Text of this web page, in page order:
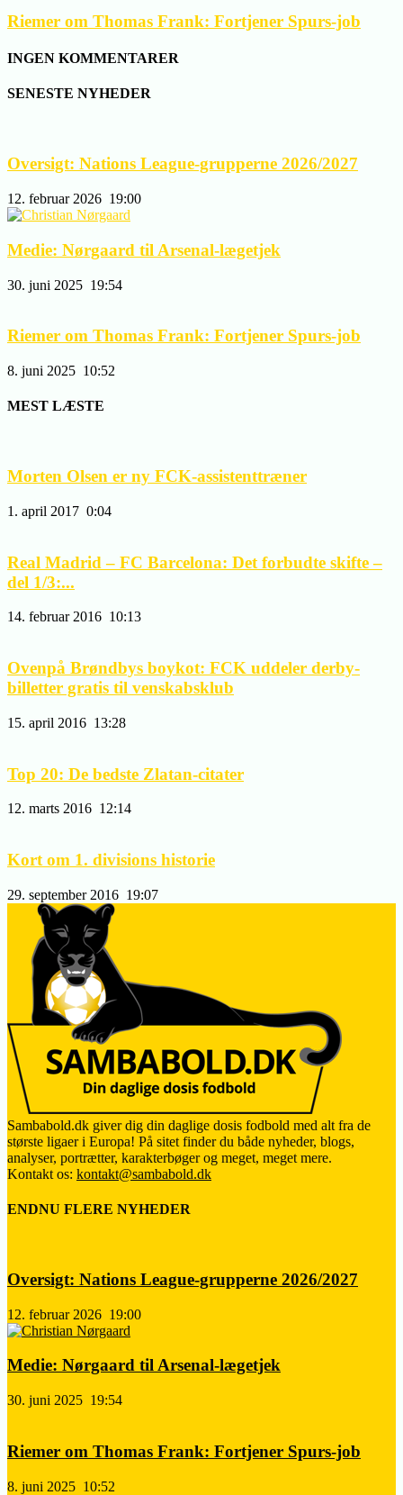
Riemer om Thomas Frank: Fortjener Spurs-job
INGEN KOMMENTARER
SENESTE NYHEDER
Oversigt: Nations League-grupperne 2026/2027
12. februar 2026 19:00
Medie: Nørgaard til Arsenal-lægetjek
30. juni 2025 19:54
Riemer om Thomas Frank: Fortjener Spurs-job
8. juni 2025 10:52
MEST LÆSTE
Morten Olsen er ny FCK-assistenttræner
1. april 2017 0:04
Real Madrid – FC Barcelona: Det forbudte skifte –
del 1/3:...
14. februar 2016 10:13
Ovenpå Brøndbys boykot: FCK uddeler derby-
billetter gratis til venskabsklub
15. april 2016 13:28
Top 20: De bedste Zlatan-citater
12. marts 2016 12:14
Kort om 1. divisions historie
29. september 2016 19:07
Sambabold.dk giver dig din daglige dosis fodbold med alt fra de
største ligaer i Europa! På sitet finder du både nyheder, blogs,
analyser, portrætter, karakterbøger og meget, meget mere.
Kontakt os: kontakt@sambabold.dk
ENDNU FLERE NYHEDER
Oversigt: Nations League-grupperne 2026/2027
12. februar 2026 19:00
Medie: Nørgaard til Arsenal-lægetjek
30. juni 2025 19:54
Riemer om Thomas Frank: Fortjener Spurs-job
8. juni 2025 10:52